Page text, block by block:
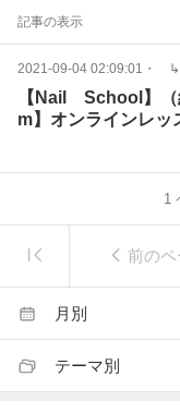
記事の表示
2021-09-04 02:09:01 ・ ↳
【Nail School】（
m】オンラインレ
1
前のペ
月別
テーマ別